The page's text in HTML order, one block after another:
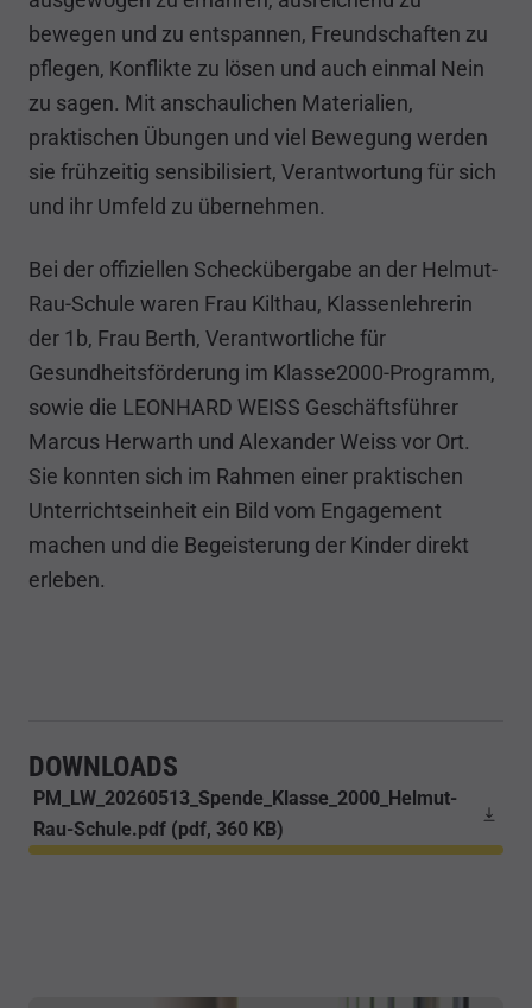
bewegen und zu entspannen, Freundschaften zu
pflegen, Konflikte zu lösen und auch einmal Nein
zu sagen. Mit anschaulichen Materialien,
praktischen Übungen und viel Bewegung werden
sie frühzeitig sensibilisiert, Verantwortung für sich
und ihr Umfeld zu übernehmen.
Bei der offiziellen Scheckübergabe an der Helmut-
Rau-Schule waren Frau Kilthau, Klassenlehrerin
der 1b, Frau Berth, Verantwortliche für
Gesundheitsförderung im Klasse2000-Programm,
sowie die LEONHARD WEISS Geschäftsführer
Marcus Herwarth und Alexander Weiss vor Ort.
Sie konnten sich im Rahmen einer praktischen
Unterrichtseinheit ein Bild vom Engagement
machen und die Begeisterung der Kinder direkt
erleben.
DOWNLOADS
PM_LW_20260513_Spende_Klasse_2000_Helmut-
Rau-Schule.pdf (pdf, 360 KB)